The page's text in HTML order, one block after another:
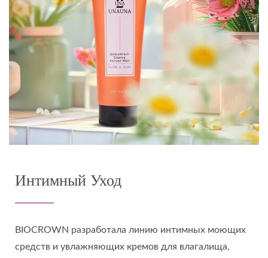
Интимный Уход
BIOCROWN разработала линию интимных моющих
средств и увлажняющих кремов для влагалища,